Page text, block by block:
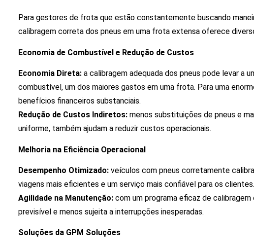
Para gestores de frota que estão constantemente buscando
calibragem correta dos pneus em uma frota extensa oferece
Economia de Combustível e Redução de Custos
Economia Direta: a calibragem adequada dos pneus pode levar a
combustível, um dos maiores gastos em uma frota. Para uma
benefícios financeiros substanciais.
Redução de Custos Indiretos: menos substituições de pneus e
uniforme, também ajudam a reduzir custos operacionais.
Melhoria na Eficiência Operacional
Desempenho Otimizado: veículos com pneus corretamente
viagens mais eficientes e um serviço mais confiável para os clientes.
Agilidade na Manutenção: com um programa eficaz de
previsível e menos sujeita a interrupções inesperadas.
Soluções da GPM Soluções